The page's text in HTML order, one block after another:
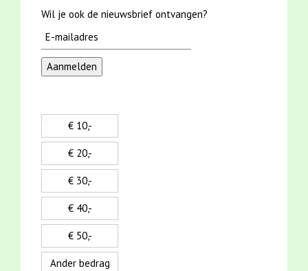
Wil je ook de nieuwsbrief ontvangen?
€ 10,-
€ 20,-
€ 30,-
€ 40,-
€ 50,-
Ander bedrag